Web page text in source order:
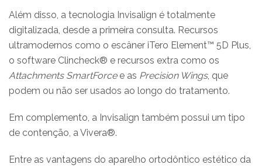
Além disso, a tecnologia Invisalign é totalmente
digitalizada, desde a primeira consulta. Recursos
ultramodernos como o escâner iTero Element™ 5D Plus,
o software Clincheck® e recursos extra como os
Attachments SmartForcee as Precision Wings, que
podem ou não ser usados ao longo do tratamento.
Em complemento, a Invisalign também possui um tipo
de contenção, a Vivera®.
Entre as vantagens do aparelho ortodôntico estético da